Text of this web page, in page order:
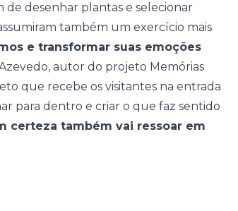
de desenhar plantas e selecionar
também um exercício mais
e transformar suas emoções
, autor do projeto Memórias
que recebe os visitantes na entrada
para dentro e criar o que faz sentido
certeza também vai ressoar em